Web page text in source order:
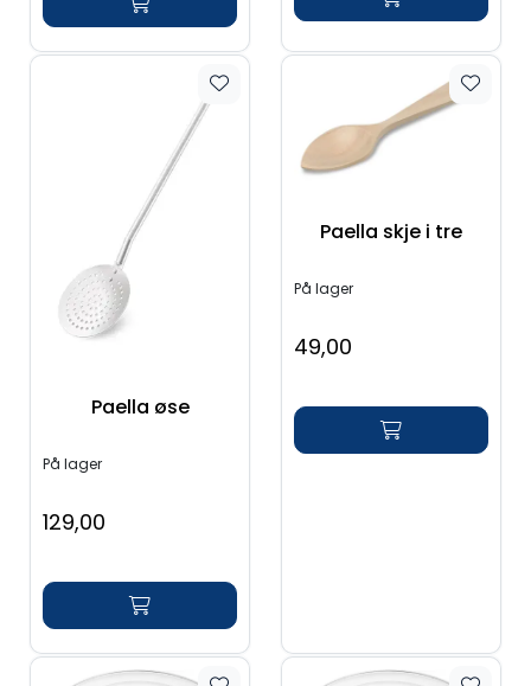
Paella øse
På lager
129,00
Paella skje i tre
På lager
49,00